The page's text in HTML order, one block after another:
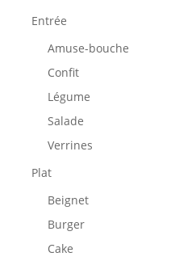
Entrée
Amuse-bouche
Confit
Légume
Salade
Verrines
Plat
Beignet
Burger
Cake